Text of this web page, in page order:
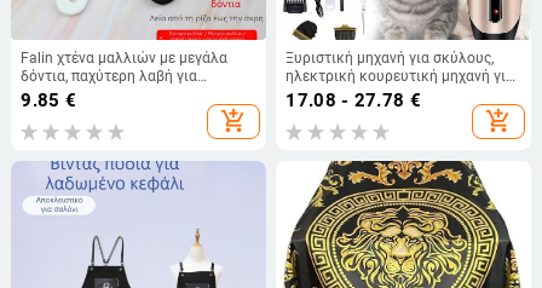
Falin χτένα μαλλιών με μεγάλα
δόντια, παχύτερη λαβή για
δημιουργία μεγάλων κυμάτων
9.85 €
add_shopping_cart
Ξυριστική μηχανή για σκύλους,
ηλεκτρική κουρευτική μηχανή για
κατοικίδια, ξύρισμα μαλλιών για
γάτες Teddy, κατασκευαστής
επαγγελματικών ηλεκτρικών
μαλλιών και τριχών ποδιών
17.08 - 27.78 €
add_shopping_cart